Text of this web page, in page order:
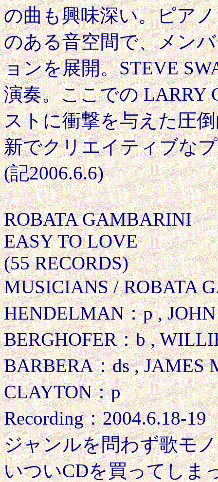
の曲も興味深い。ピア
のある音空間で、メン
ョンを展開。STEVE
演奏。ここでの LARRY
ストに衝撃を与えた圧
新でクリエイティブな
(記2006.6.6)
ROBATA GAMBARINI
EASY TO LOVE
(55 RECORDS)
MUSICIANS / ROBATA
HENDELMAN：p ,
BERGHOFER：b ,
BARBERA：ds , JAMES
CLAYTON：p
Recording：2004.6.18-19
ジャンルを問わず歌モ
いついCDを買ってしま